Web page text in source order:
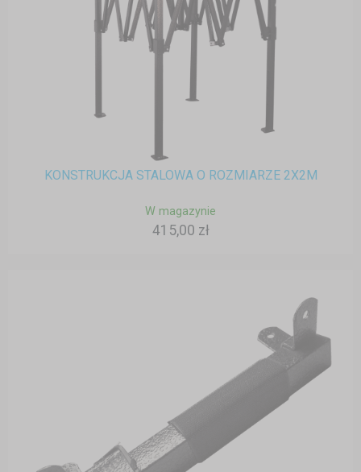
KONSTRUKCJA STALOWA O ROZMIARZE 2X2M
W magazynie
415,00 zł